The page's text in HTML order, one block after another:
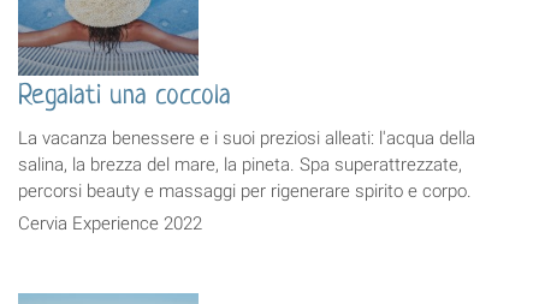
Regalati una coccola
La vacanza benessere e i suoi preziosi alleati: l'acqua della
salina, la brezza del mare, la pineta. Spa superattrezzate,
percorsi beauty e massaggi per rigenerare spirito e corpo.
Cervia Experience 2022